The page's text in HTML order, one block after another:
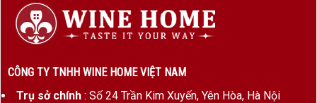
CÔNG TY TNHH WINE HOME VIỆT NAM
Trụ sở chính: Số 24 Trần Kim Xuyến, Yên Hòa, Hà Nội